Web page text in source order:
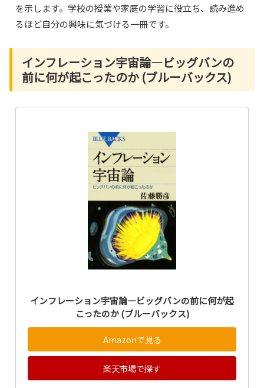
を示します。学校の授業や家庭の学習に役立ち、読み進め
るほど自分の興味に気づける一冊です。
インフレーション宇宙論―ビッグバンの
前に何が起こったのか (ブルーバックス)
インフレーション宇宙論―ビッグバンの前に何が起
こったのか (ブルーバックス)
Amazonで見る
楽天市場で探す